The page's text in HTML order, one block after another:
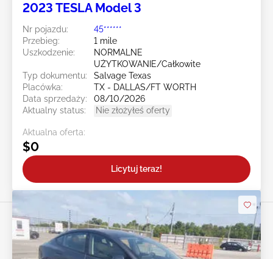
2023 TESLA Model 3
Nr pojazdu:
45******
Przebieg:
1 mile
Uszkodzenie:
NORMALNE
UŻYTKOWANIE/Całkowite
Typ dokumentu:
Salvage Texas
Placówka:
TX - DALLAS/FT WORTH
Data sprzedaży:
08/10/2026
Aktualny status:
Nie złożyłeś oferty
Aktualna oferta:
$0
Licytuj teraz!